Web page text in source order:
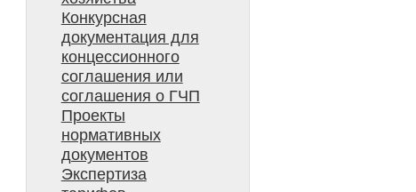
Конкурсная
документация для
концессионного
соглашения или
соглашения о ГЧП
Проекты
нормативных
документов
Экспертиза